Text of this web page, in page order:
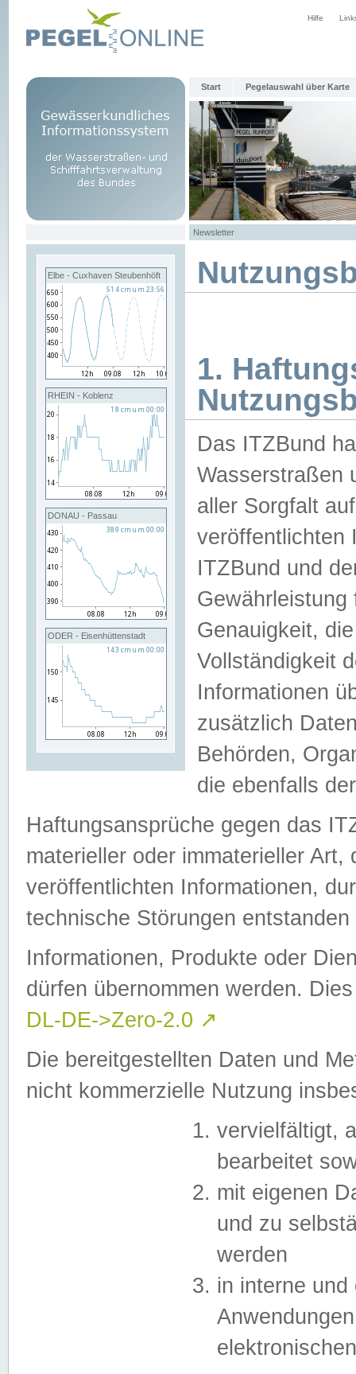
Hilfe
Start Pegelauswahl über Karte
Newsletter
Elbe - Cuxhaven Steubenhöft
RHEIN - Koblenz
DONAU - Passau
ODER - Eisenhüttenstadt
1.
Das ITZBund
Wasserstraßen
aller Sorgfalt
veröffentlichten
ITZBund und
Genauigkeit,
Vollständigkeit
Informationen
zusätzlich
Behörden,
die ebenfalls
Haftungsansprüche gegen das
materieller oder immaterieller
veröffentlichten Informationen,
technische Störungen
Informationen, Produkte oder
dürfen übernommen werden.
DL-DE->Zero-2.0 ↗
Die bereitgestellten Daten und
nicht kommerzielle Nutzung
vervielfältigt,
bearbeitet
mit eigenen
und zu
werden
in interne